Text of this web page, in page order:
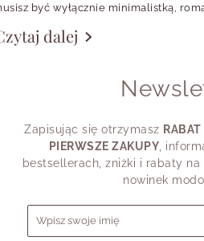
być wyłącznie minimalistką,
wyglądać spokojnie i czysto,
stylu?” warto zadać trochę
powiedzieć detalem?”.
dalej
Zapisując się otrzymasz
PIERWSZE ZAKUPY ,
bestsellerach, zniżki i rabaty
nowinek
Formularz zapisu do